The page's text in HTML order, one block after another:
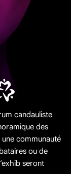
candauliste
des
communauté
ou de
seront